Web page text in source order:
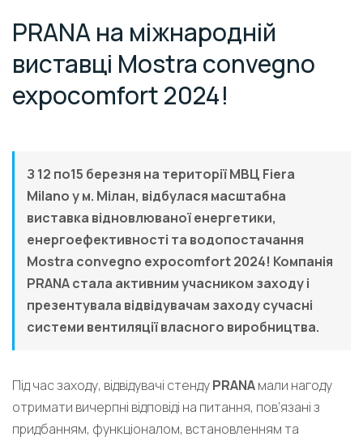
PRANA на міжнародній
виставці Mostra convegno
expocomfort 2024!
З 12 по15 березня на території МВЦ Fiera
Milano у м. Мілан, відбулася масштабна
виставка відновлюваної енергетики,
енергоефективності та водопостачання
Mostra convegno expocomfort 2024! Компанія
PRANA стала активним учасником заходу і
презентувала відвідувачам заходу сучасні
системи вентиляції власного виробництва.
Під час заходу, відвідувачі стендуPRANAмали нагоду
отримати вичерпні відповіді на питання, пов’язані з
придбанням, функціоналом, встановленням та